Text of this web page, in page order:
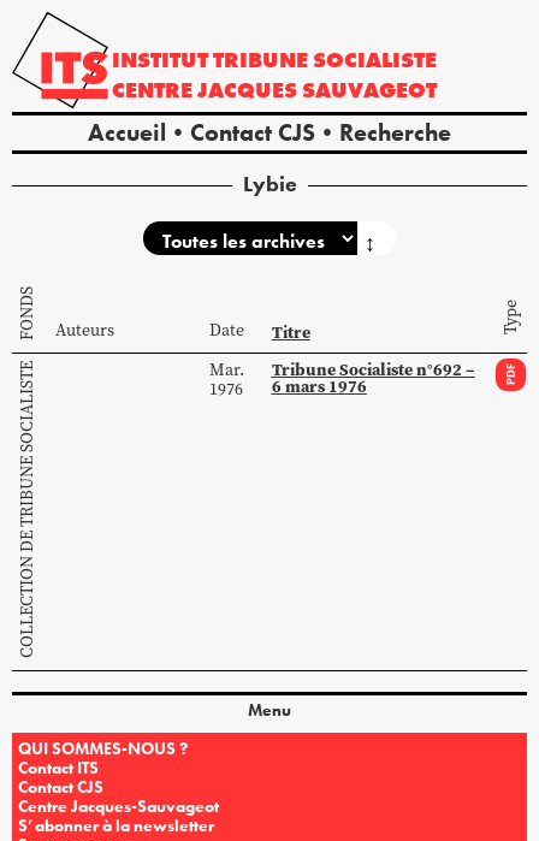
INSTITUTTRIBUNE SOCIALISTE
CENTREJACQUES SAUVAGEOT
Accueil Contact CJS Recherche
Lybie
↕
FONDS Auteurs Date Titre Type
COLLECTION DE TRIBUNE SOCIALISTE
Mar.
1976
Tribune Socialiste n°692 –
6 mars 1976 PDF
Menu
QUI SOMMES-NOUS ?
Contact ITS
Contact CJS
Centre Jacques-Sauvageot
S’abonner à la newsletter